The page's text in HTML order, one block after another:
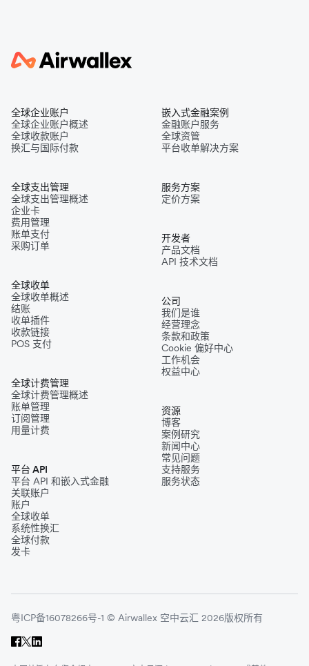
全球企业账户
全球企业账户概述
全球收款账户
换汇与国际付款
全球支出管理
全球支出管理概述
企业卡
费用管理
账单支付
采购订单
全球收单
全球收单概述
结账
收单插件
收款链接
POS 支付
全球计费管理
全球计费管理概述
账单管理
订阅管理
用量计费
平台 API
平台 API 和嵌入式金融
关联账户
账户
全球收单
系统性换汇
全球付款
发卡
嵌入式金融案例
金融账户服务
全球资管
平台收单解决方案
服务方案
定价方案
开发者
产品文档
API 技术文档
公司
我们是谁
经营理念
条款和政策
Cookie 偏好中心
工作机会
权益中心
资源
博客
案例研究
新闻中心
常见问题
支持服务
服务状态
粤ICP备16078266号-1 © Airwallex 空中云汇 2026版权所有